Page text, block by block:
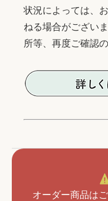
状況によっては、
ねる場合がござい
所等、再度ご確認
オーダー商品は